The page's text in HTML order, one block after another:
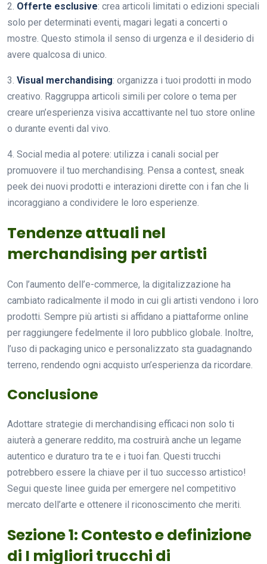
2. Offerte esclusive: crea articoli limitati o edizioni speciali
solo per determinati eventi, magari legati a concerti o
mostre. Questo stimola il senso di urgenza e il desiderio di
avere qualcosa di unico.
3. Visual merchandising: organizza i tuoi prodotti in modo
creativo. Raggruppa articoli simili per colore o tema per
creare un’esperienza visiva accattivante nel tuo store online
o durante eventi dal vivo.
4. Social media al potere: utilizza i canali social per
promuovere il tuo merchandising. Pensa a contest, sneak
peek dei nuovi prodotti e interazioni dirette con i fan che li
incoraggiano a condividere le loro esperienze.
Tendenze attuali nel
merchandising per artisti
Con l’aumento dell’e-commerce, la digitalizzazione ha
cambiato radicalmente il modo in cui gli artisti vendono i loro
prodotti. Sempre più artisti si affidano a piattaforme online
per raggiungere fedelmente il loro pubblico globale. Inoltre,
l’uso di packaging unico e personalizzato sta guadagnando
terreno, rendendo ogni acquisto un’esperienza da ricordare.
Conclusione
Adottare strategie di merchandising efficaci non solo ti
aiuterà a generare reddito, ma costruirà anche un legame
autentico e duraturo tra te e i tuoi fan. Questi trucchi
potrebbero essere la chiave per il tuo successo artistico!
Segui queste linee guida per emergere nel competitivo
mercato dell’arte e ottenere il riconoscimento che meriti.
Sezione 1: Contesto e definizione
di I migliori trucchi di